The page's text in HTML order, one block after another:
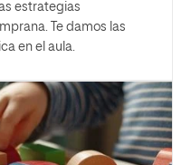
estrategias
Te damos las
en el aula.